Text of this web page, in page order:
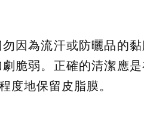
因為流汗或防曬品的黏
脆弱。正確的清潔應
度地保留皮脂膜。